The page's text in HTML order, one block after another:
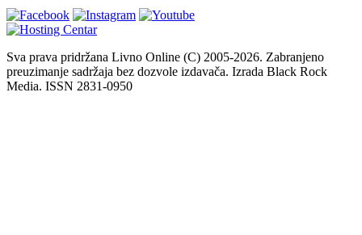
Sva prava pridržana Livno Online (C) 2005-2026. Zabranjeno
preuzimanje sadržaja bez dozvole izdavača. Izrada Black Rock
Media. ISSN 2831-0950